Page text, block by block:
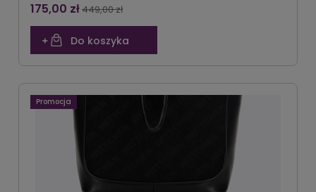
175,00 zł449,00 zł
Do koszyka
Promocja